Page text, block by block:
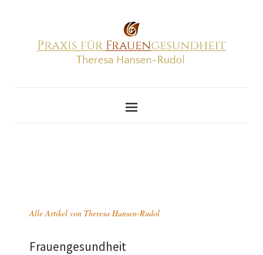
Alle Artikel von Theresa Hansen-Rudol
Frauengesundheit